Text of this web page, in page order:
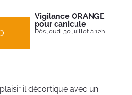
Vigilance ORANGE
pour canicule
Dès jeudi 30 juillet à 12h
il décortique avec un